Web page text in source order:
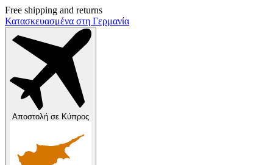
Free shipping and returns
Κατασκευασμένα στη Γερμανία
Αποστολή σε Κύπρος